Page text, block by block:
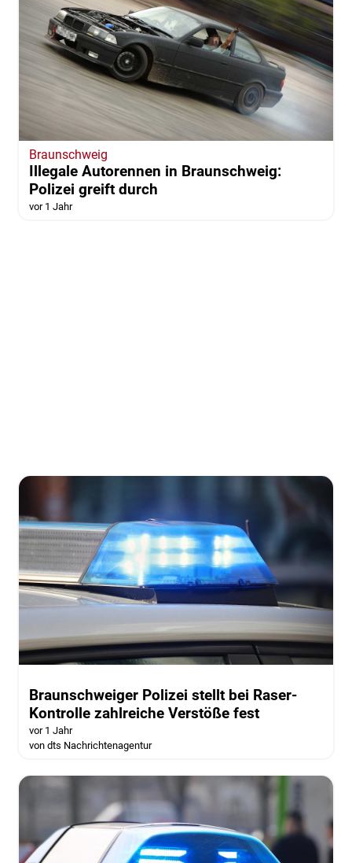
Braunschweig
Illegale Autorennen in Braunschweig:
Polizei greift durch
vor 1 Jahr
Braunschweiger Polizei stellt bei Raser-
Kontrolle zahlreiche Verstöße fest
vor 1 Jahr
von dts Nachrichtenagentur